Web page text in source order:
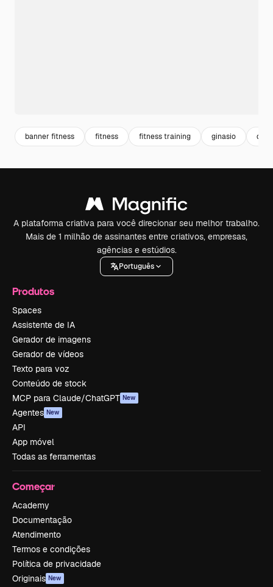
banner fitness fitness fitness training ginasio
A plataforma criativa para você direcionar seu melhor trabalho.
Mais de 1 milhão de assinantes entre criativos, empresas,
agências e estúdios.
Português
Produtos
Spaces
Assistente de IA
Gerador de imagens
Gerador de vídeos
Texto para voz
Conteúdo de stock
MCP para Claude/ChatGPT New
Agentes New
API
App móvel
Todas as ferramentas
Começar
Academy
Documentação
Atendimento
Termos e condições
Política de privacidade
Originais New